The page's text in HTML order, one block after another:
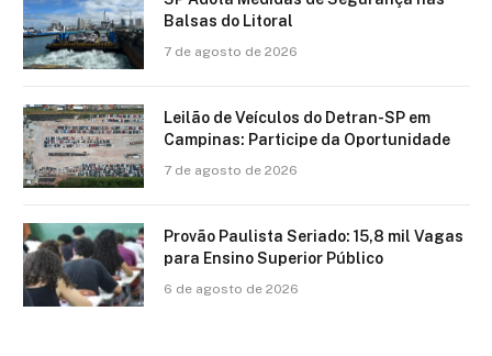
Balsas do Litoral
7 de agosto de 2026
Leilão de Veículos do Detran-SP em
Campinas: Participe da Oportunidade
7 de agosto de 2026
Provão Paulista Seriado: 15,8 mil Vagas
para Ensino Superior Público
6 de agosto de 2026